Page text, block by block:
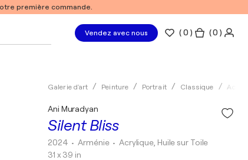
première commande.
Vendez avec nous (0 ) ( 0 )
Galerie d'art Peinture Portrait Classique
Silent Bliss
Ani Muradyan
2024 • Arménie • Acrylique, Huile sur Toile
31 x 39 in